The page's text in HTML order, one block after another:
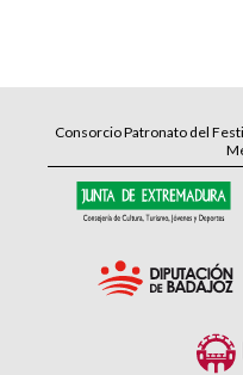
Consorcio Patronato del